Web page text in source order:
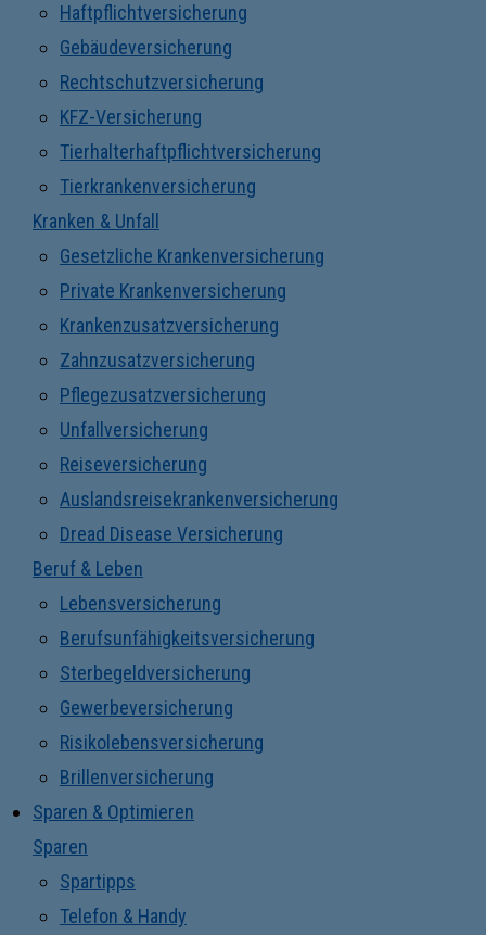
Haftpflichtversicherung
Gebäudeversicherung
Rechtschutzversicherung
KFZ-Versicherung
Tierhalterhaftpflichtversicherung
Tierkrankenversicherung
Kranken & Unfall
Gesetzliche Krankenversicherung
Private Krankenversicherung
Krankenzusatzversicherung
Zahnzusatzversicherung
Pflegezusatzversicherung
Unfallversicherung
Reiseversicherung
Auslandsreisekrankenversicherung
Dread Disease Versicherung
Beruf & Leben
Lebensversicherung
Berufsunfähigkeitsversicherung
Sterbegeldversicherung
Gewerbeversicherung
Risikolebensversicherung
Brillenversicherung
Sparen & Optimieren
Sparen
Spartipps
Telefon & Handy